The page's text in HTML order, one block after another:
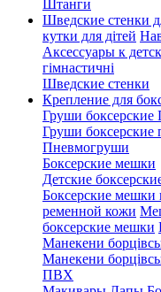
Штанги
Шведские стенки
кутки для дітей
Аксессуары к
гімнастичні
Шведские стенки
Крепление для
Груши
Груши боксерские
Пневмогруши
Боксерские мешки
Детские
Боксерские мешки
ременной кожи
боксерские мешки
Манекени
Манекени
ПВХ